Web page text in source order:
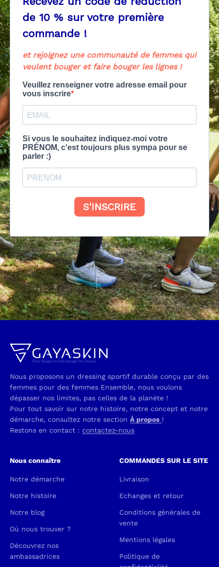
Nous proposons un dressing sportif durable conçu par des
femmes pour des femmes Ensemble, nous voulons
dépasser nos limites, pas celles de la planète !
Pour tout savoir sur notre histoire, notre concept et notre
démarche, consultez notre section À propos !
Restons en contact : contactez-nous
Nous connaître
Notre démarche
Notre histoire
Notre blog
Où nous trouver ?
Découvrez nos
ambassadrices
COMMANDES SUR LE SITE
Livraison
Echanges et retour
Conditions générales de
vente
Mentions légales
Politique de